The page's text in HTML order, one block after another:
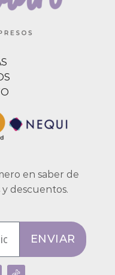
en saber de
descuentos.
ENVIAR